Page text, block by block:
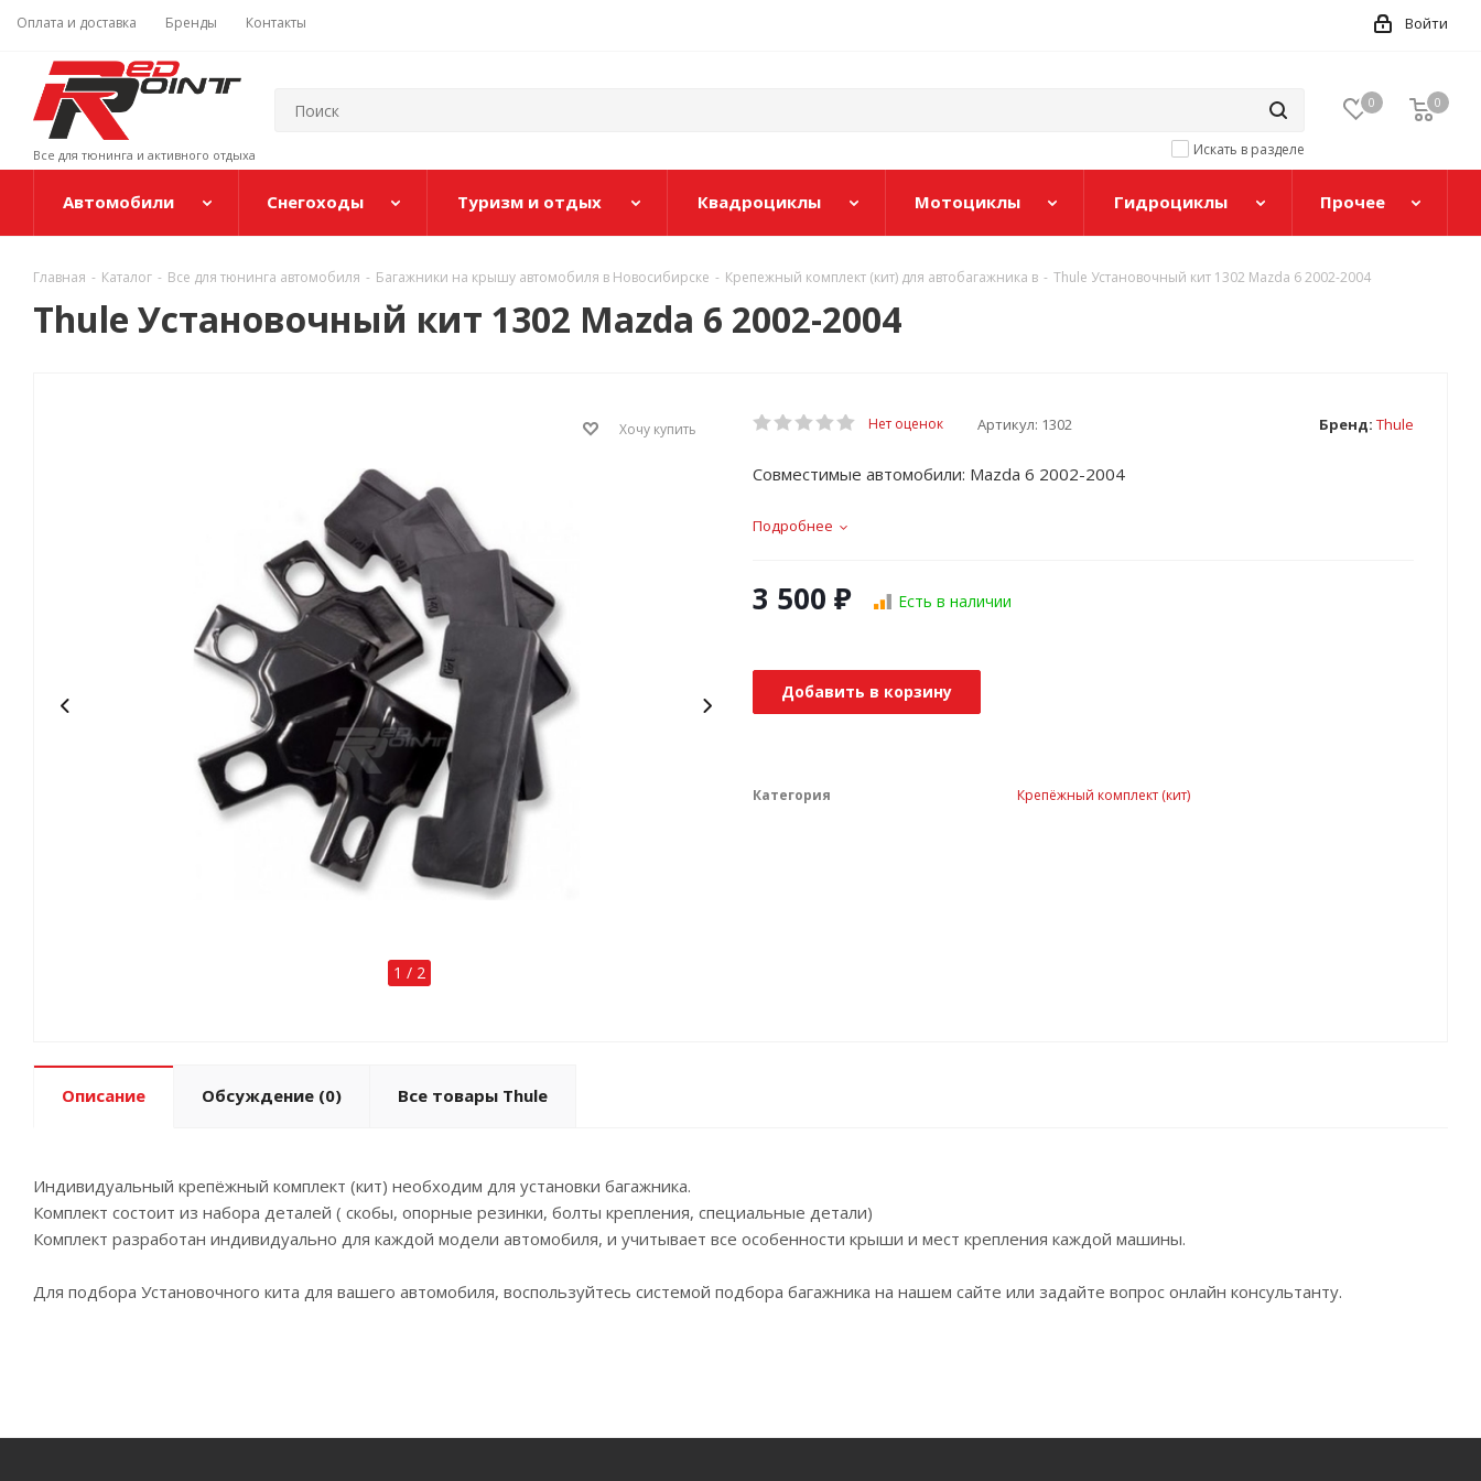
Оплата и доставка Бренды Контакты Войти
Все для тюнинга и активного отдыха Искать в разделе
0 0
Автомобили Снегоходы Туризм и отдых Квадроциклы Мотоциклы Гидроциклы Прочее
Главная - Каталог - Все для тюнинга автомобиля - Багажники на крышу автомобиля в Новосибирске - Крепежный комплект (кит) для автобагажника в - Thule Установочный кит 1302 Mazda 6 2002-2004
Thule Установочный кит 1302 Mazda 6 2002-2004
Хочу купить
1 / 2
Нет оценок Артикул: 1302 Бренд: Thule
Совместимые автомобили: Mazda 6 2002-2004
Подробнее
3 500 ₽ Есть в наличии
Добавить в корзину
Категория Крепёжный комплект (кит)
Описание Обсуждение (0) Все товары Thule
Индивидуальный крепёжный комплект (кит) необходим для установки багажника.
Комплект состоит из набора деталей ( скобы, опорные резинки, болты крепления, специальные детали)
Комплект разработан индивидуально для каждой модели автомобиля, и учитывает все особенности крыши и мест крепления каждой машины.
Для подбора Установочного кита для вашего автомобиля, воспользуйтесь системой подбора багажника на нашем сайте или задайте вопрос онлайн консультанту.